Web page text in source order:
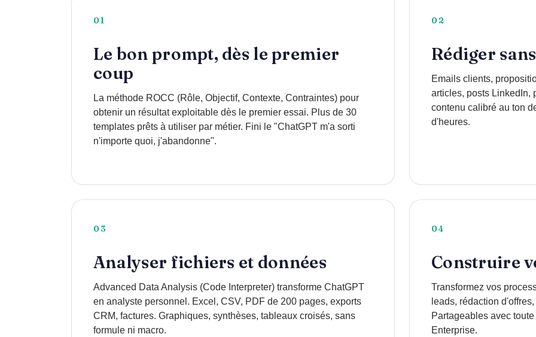
01
Le bon prompt, dès le premier
coup
La méthode ROCC (Rôle, Objectif, Contexte, Contraintes) pour
obtenir un résultat exploitable dès le premier essai. Plus de 30
templates prêts à utiliser par métier. Fini le "ChatGPT m'a sorti
n'importe quoi, j'abandonne".
02
Rédiger
Emails clients,
articles, posts LinkedIn,
contenu calibré au ton
d'heures.
03
Analyser fichiers et données
Advanced Data Analysis (Code Interpreter) transforme ChatGPT
en analyste personnel. Excel, CSV, PDF de 200 pages, exports
CRM, factures. Graphiques, synthèses, tableaux croisés, sans
formule ni macro.
04
Construire
Transformez vos
leads, rédaction
Partageables avec
Enterprise.